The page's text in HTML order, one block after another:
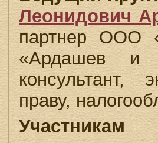
Леонидович
партнер ООО
«Ардашев и
консультант,
праву,